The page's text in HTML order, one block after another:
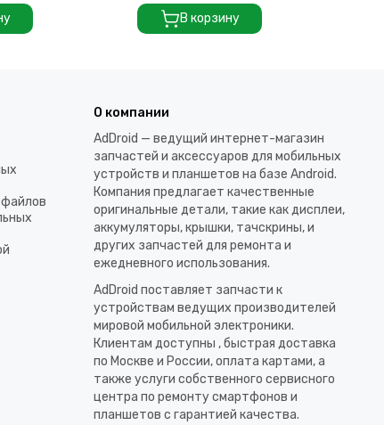
В корзину
О компании
AdDroid — ведущий интернет-магазин
запчастей и аксессуаров для мобильных
устройств и планшетов на базе Android.
Компания предлагает качественные
оригинальные детали, такие как дисплеи,
аккумуляторы, крышки, тачскрины, и
других запчастей для ремонта и
ежедневного использования.​
AdDroid поставляет запчасти к
устройствам ведущих производителей
мировой мобильной электроники.
Клиентам доступны , быстрая доставка
по Москве и России, оплата картами, а
также услуги собственного сервисного
центра по ремонту смартфонов и
планшетов с гарантией качества.